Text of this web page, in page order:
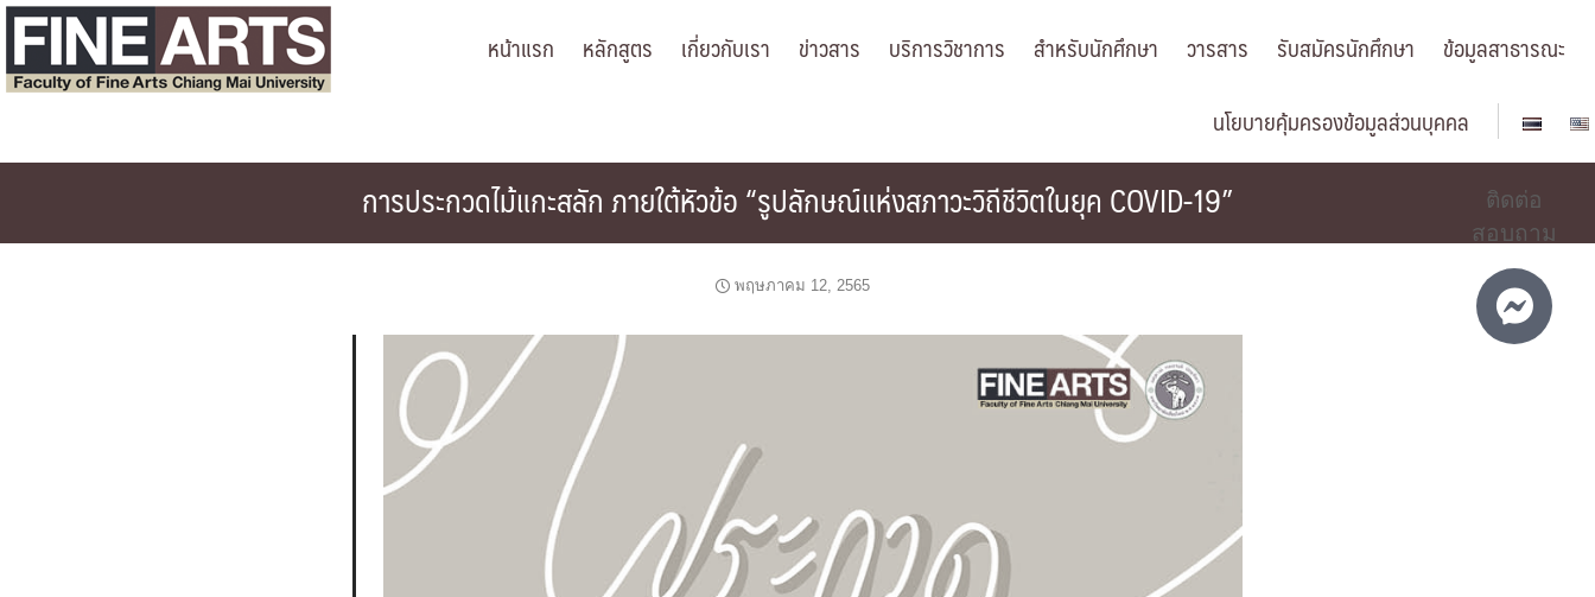
Skip
content
หน้าแรก หลักสูตร เกี่ยวกับเรา ข่าวสาร บริการวิชาการ สำหรับนักศึกษา วารสาร รับสมัครนักศึกษา
ข้อมูลสาธารณะ
นโยบายคุ้มครองข้อมูลส่วนบุคคล
การประกวดไม้แกะสลัก ภายใต้หัวข้อ “รูปลักษณ์แห่งสภาวะวิถีชีวิตในยุค COVID-19”
พฤษภาคม 12, 2565
ติดต่อ
สอบถาม